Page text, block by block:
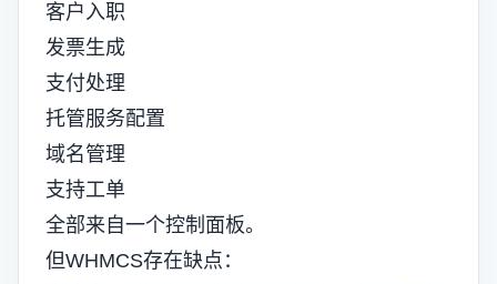
客户入职
发票生成
支付处理
托管服务配置
域名管理
支持工单
全部来自一个控制面板。
但WHMCS存在缺点：